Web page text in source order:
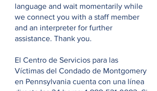
language and wait momentarily while
we connect you with a staff member
and an interpreter for further
assistance. Thank you.
El Centro de Servicios para las
Víctimas del Condado de Montgomery
en Pennsylvania cuenta con una línea